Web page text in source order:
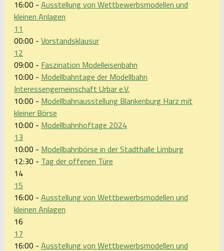
16:00 - Ausstellung von Wettbewerbsmodellen und
kleinen Anlagen
11
00:00 - Vorstandsklausur
12
09:00 - Faszination Modelleisenbahn
10:00 - Modellbahntage der Modellbahn
Interessengemeinschaft Urbar e.V.
10:00 - Modellbahnausstellung Blankenburg Harz mit
kleiner Börse
10:00 - Modellbahnhoftage 2024
13
10:00 - Modellbahnbörse in der Stadthalle Limburg
12:30 - Tag der offenen Türe
14
15
16:00 - Ausstellung von Wettbewerbsmodellen und
kleinen Anlagen
16
17
16:00 - Ausstellung von Wettbewerbsmodellen und